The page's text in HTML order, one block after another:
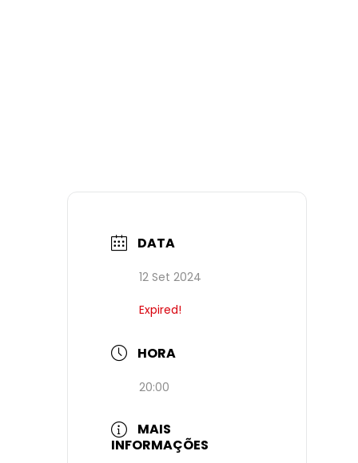
DATA
12 Set 2024
Expired!
HORA
20:00
MAIS
INFORMAÇÕES